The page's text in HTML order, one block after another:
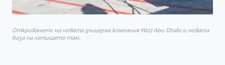
Откриването на новата дъщерна компания Wizz Abu Dhabi и новата
база на летището там.